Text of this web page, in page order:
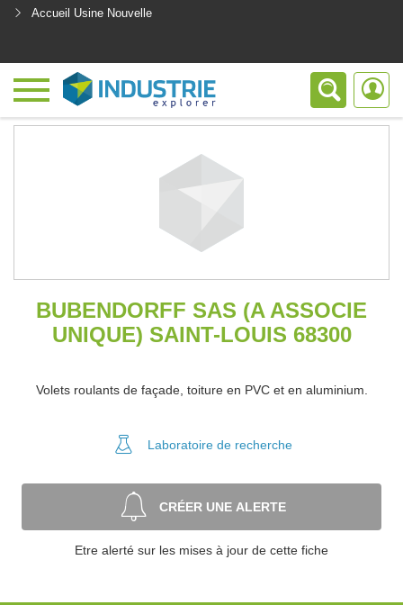
Accueil Usine Nouvelle
BUBENDORFF SAS (A ASSOCIE
UNIQUE) SAINT-LOUIS 68300
Volets roulants de façade, toiture en PVC et en aluminium.
Laboratoire de recherche
CRÉER UNE ALERTE
Etre alerté sur les mises à jour de cette fiche